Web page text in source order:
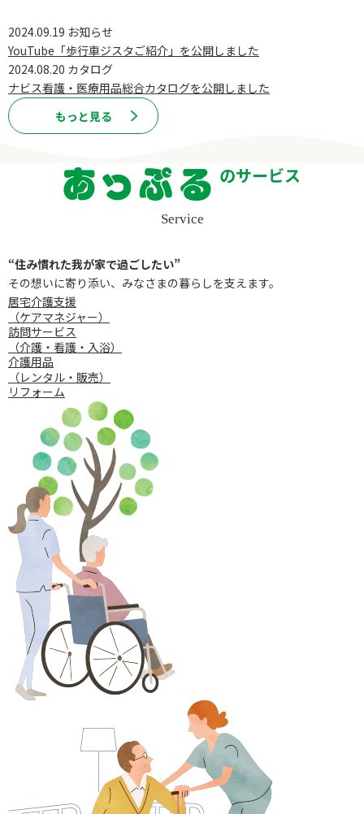
2024.09.19 お知らせ
YouTube「歩行車ジスタご紹介」を公開しました
2024.08.20 カタログ
ナビス看護・医療用品総合カタログを公開しました
もっと見る
のサービス
Service
“住み慣れた我が家で過ごしたい”
その想いに寄り添い、みなさまの暮らしを支えます。
居宅介護⽀援
（ケアマネジャー）
訪問サービス
（介護・看護・⼊浴）
介護⽤品
（レンタル・販売）
リフォーム